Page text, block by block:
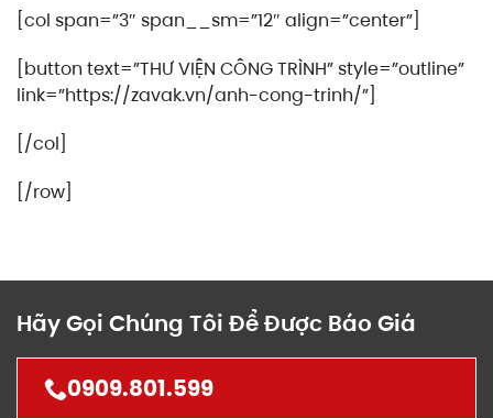
[col span=”3″ span__sm=”12″ align=”center”]
[button text=”THƯ VIỆN CÔNG TRÌNH” style=”outline”
link=”https://zavak.vn/anh-cong-trinh/”]
[/col]
[/row]
Hãy Gọi Chúng Tôi Để Được Báo Giá
0909.801.599